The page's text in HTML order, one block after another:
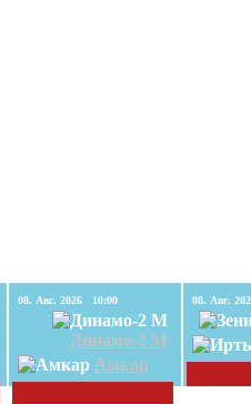
08. Авг. 2026 10:00
Динамо-2 М
Амкар